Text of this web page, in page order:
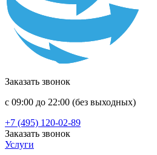
Заказать звонок
с 09:00 до 22:00 (без выходных)
+7 (495) 120-02-89
Заказать звонок
Услуги